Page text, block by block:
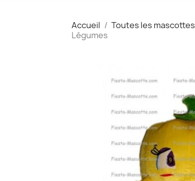
Accueil Toutes les mascottes
Légumes